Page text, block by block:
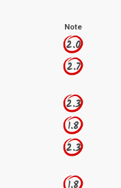
Note
2.0
2.7
2.3
1.8
2.3
1.8